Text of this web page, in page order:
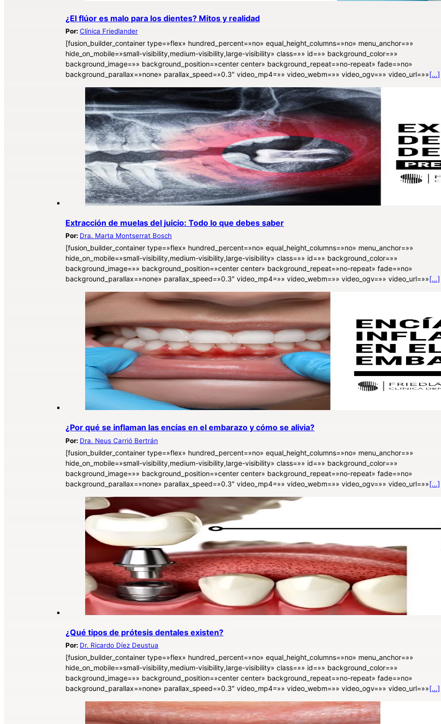
¿El flúor es malo para los dientes? Mitos y realidad
Por: Clínica Friedlander
[fusion_builder_container type=»flex» hundred_percent=»no» equal_height_columns=»no» menu_anchor=»»
hide_on_mobile=»small-visibility,medium-visibility,large-visibility» class=»» id=»» background_color=»»
background_image=»» background_position=»center center» background_repeat=»no-repeat» fade=»no»
background_parallax=»none» parallax_speed=»0.3″ video_mp4=»» video_webm=»» video_ogv=»» video_url=»»[...]
Extracción de muelas del juicio: Todo lo que debes saber
Por: Dra. Marta Montserrat Bosch
[fusion_builder_container type=»flex» hundred_percent=»no» equal_height_columns=»no» menu_anchor=»»
hide_on_mobile=»small-visibility,medium-visibility,large-visibility» class=»» id=»» background_color=»»
background_image=»» background_position=»center center» background_repeat=»no-repeat» fade=»no»
background_parallax=»none» parallax_speed=»0.3″ video_mp4=»» video_webm=»» video_ogv=»» video_url=»»[...]
¿Por qué se inflaman las encías en el embarazo y cómo se alivia?
Por: Dra. Neus Carrió Bertrán
[fusion_builder_container type=»flex» hundred_percent=»no» equal_height_columns=»no» menu_anchor=»»
hide_on_mobile=»small-visibility,medium-visibility,large-visibility» class=»» id=»» background_color=»»
background_image=»» background_position=»center center» background_repeat=»no-repeat» fade=»no»
background_parallax=»none» parallax_speed=»0.3″ video_mp4=»» video_webm=»» video_ogv=»» video_url=»»[...]
¿Qué tipos de prótesis dentales existen?
Por: Dr. Ricardo Díez Deustua
[fusion_builder_container type=»flex» hundred_percent=»no» equal_height_columns=»no» menu_anchor=»»
hide_on_mobile=»small-visibility,medium-visibility,large-visibility» class=»» id=»» background_color=»»
background_image=»» background_position=»center center» background_repeat=»no-repeat» fade=»no»
background_parallax=»none» parallax_speed=»0.3″ video_mp4=»» video_webm=»» video_ogv=»» video_url=»»[...]